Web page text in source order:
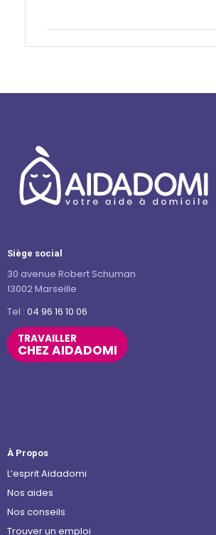
Siège social
30 avenue Robert Schuman
13002 Marseille
Tel : 04 96 16 10 06
TRAVAILLER
CHEZ AIDADOMI
À Propos
L’esprit Aidadomi
Nos aides
Nos conseils
Trouver un emploi